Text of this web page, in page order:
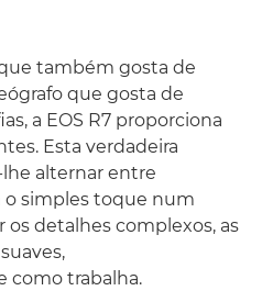
também gosta de
que gosta de
a EOS R7 proporciona
Esta verdadeira
alternar entre
o simples toque num
detalhes complexos, as
como trabalha.